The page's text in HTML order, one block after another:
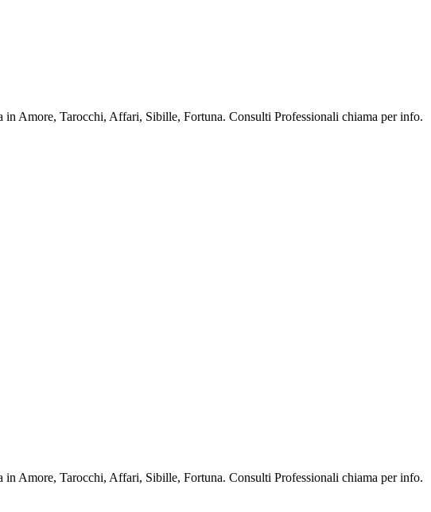
in Amore, Tarocchi, Affari, Sibille, Fortuna. Consulti Professionali chiama per info.
in Amore, Tarocchi, Affari, Sibille, Fortuna. Consulti Professionali chiama per info.